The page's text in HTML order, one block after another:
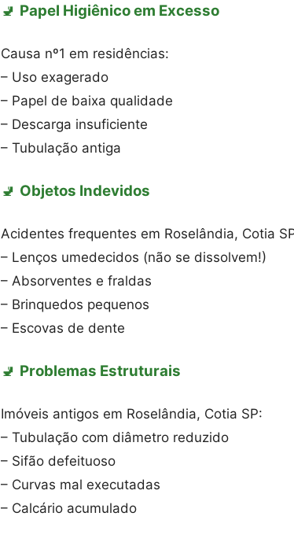
🚽 Papel Higiênico em Excesso
Causa nº1 em residências:
– Uso exagerado
– Papel de baixa qualidade
– Descarga insuficiente
– Tubulação antiga
🚽 Objetos Indevidos
Acidentes frequentes em Roselândia, Cotia
– Lenços umedecidos (não se dissolvem!)
– Absorventes e fraldas
– Brinquedos pequenos
– Escovas de dente
🚽 Problemas Estruturais
Imóveis antigos em Roselândia, Cotia SP:
– Tubulação com diâmetro reduzido
– Sifão defeituoso
– Curvas mal executadas
– Calcário acumulado